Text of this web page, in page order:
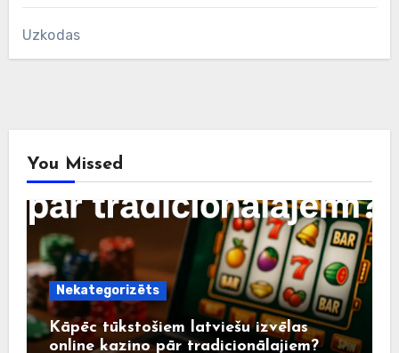
Uzkodas
You Missed
Nekategorizēts
Kāpēc tūkstošiem latviešu izvēlas
online kazino pār tradicionālajiem?